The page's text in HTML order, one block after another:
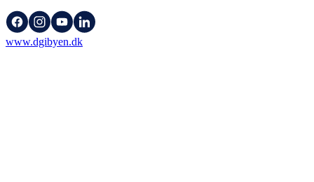
www.dgibyen.dk